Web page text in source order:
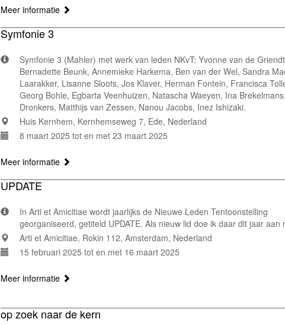
Meer informatie
Symfonie 3
Symfonie 3 (Mahler) met werk van leden NKvT: Yvonne van de
Bernadette Beunk, Annemieke Harkema, Ben van der Wel, Sandra
Laarakker, Lisanne Sloots, Jos Klaver, Herman Fontein, Francisca
Georg Bohle, Egbarta Veenhuizen, Natascha Waeyen, Ina
Dronkers, Matthijs van Zessen, Nanou Jacobs, Inez Ishizaki.
Huis Kernhem, Kernhemseweg 7, Ede, Nederland
8 maart 2025 tot en met 23 maart 2025
Meer informatie
UPDATE
In Arti et Amicitiae wordt jaarlijks de Nieuwe Leden Tentoonstelling
georganiseerd, getiteld UPDATE. Als nieuw lid doe ik daar dit jaar aan
Arti et Amicitiae, Rokin 112, Amsterdam, Nederland
15 februari 2025 tot en met 16 maart 2025
Meer informatie
op zoek naar de kern